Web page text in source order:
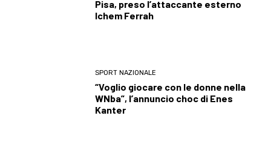
Pisa, preso l’attaccante esterno
Ichem Ferrah
SPORT NAZIONALE
“Voglio giocare con le donne nella
WNba”, l’annuncio choc di Enes
Kanter